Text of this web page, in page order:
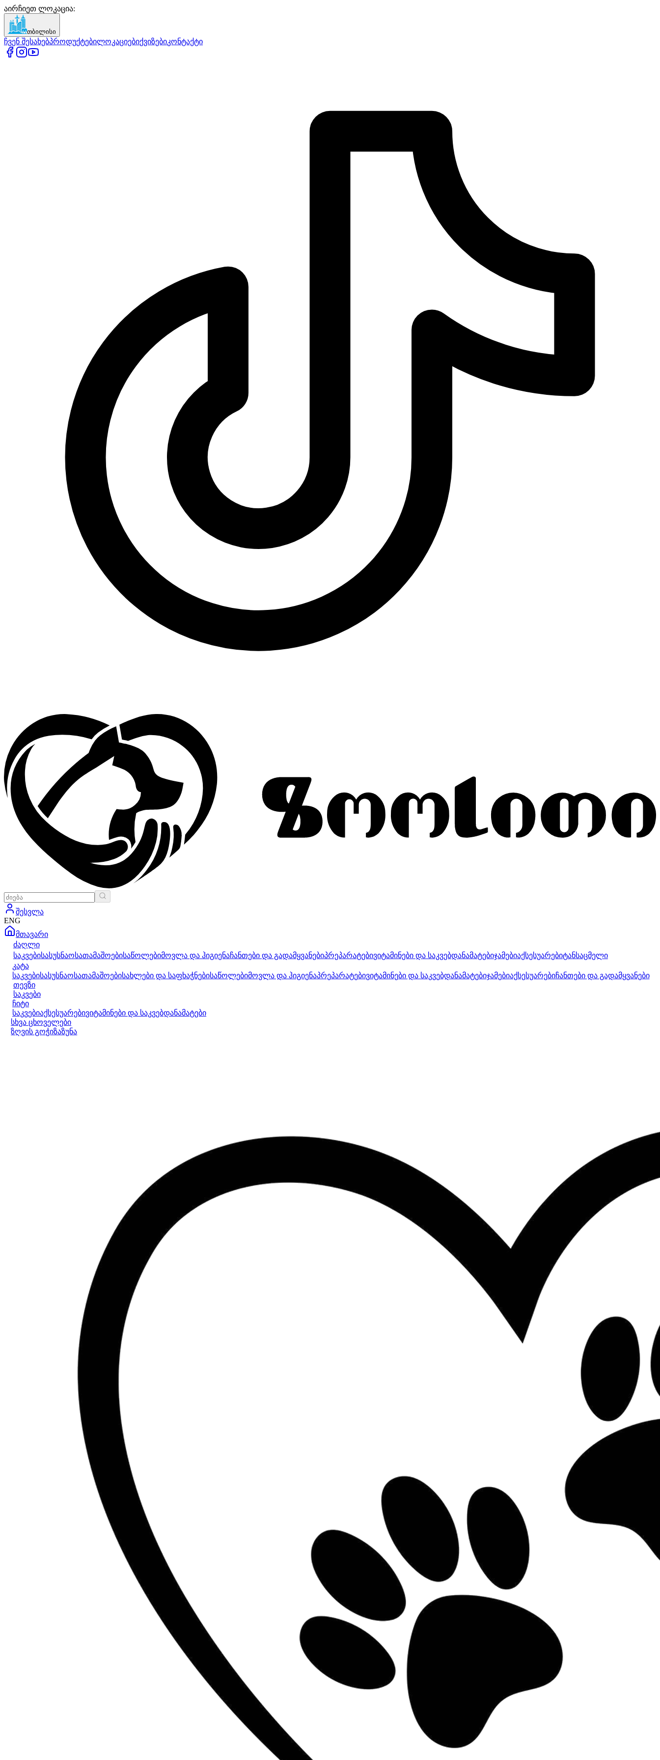
აირჩიეთ ლოკაცია:
თბილისი
ჩვენ შესახებპროდუქტებილოკაციებიქვიზებიკონტაქტი
შესვლა
ENG
მთავარი
ძაღლი
საკვებისასუსნაოსათამაშოებისაწოლებიმოვლა და ჰიგიენაჩანთები და გადამყვანებიპრეპარატებივიტამინები და საკვებდანამატებიჯამებიაქსესუარებიტანსაცმელი
კატა
საკვებისასუსნაოსათამაშოებისახლები და საფხაჭნებისაწოლებიმოვლა და ჰიგიენაპრეპარატებივიტამინები და საკვებდანამატებიჯამებიაქსესუარებიჩანთები და გადამყვანები
თევზი
საკვები
ჩიტი
საკვებიაქსესუარებივიტამინები და საკვებდანამატები
სხვა ცხოველები
ზღვის გოჭიზაზუნა